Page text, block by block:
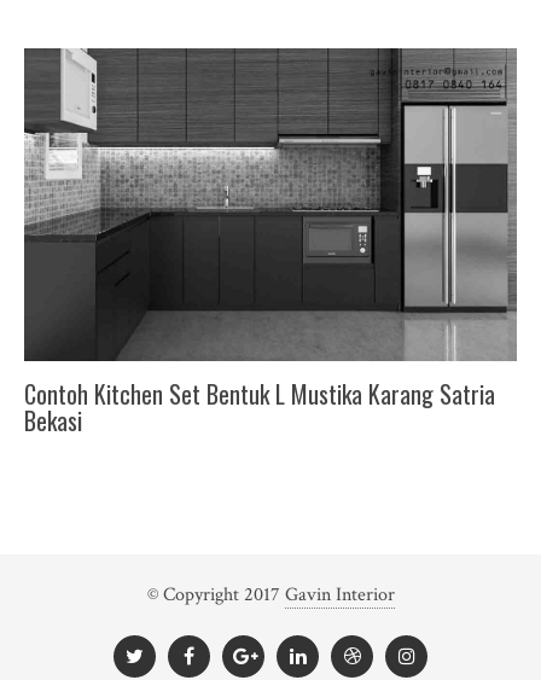
Contoh Kitchen Set Bentuk L Mustika Karang Satria
Bekasi
© Copyright 2017 Gavin Interior